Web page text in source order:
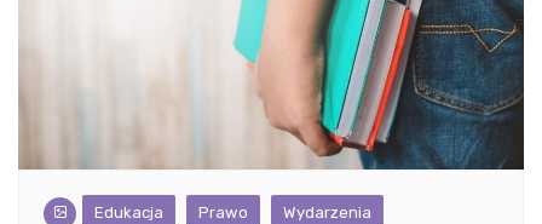
Edukacja Prawo Wydarzenia